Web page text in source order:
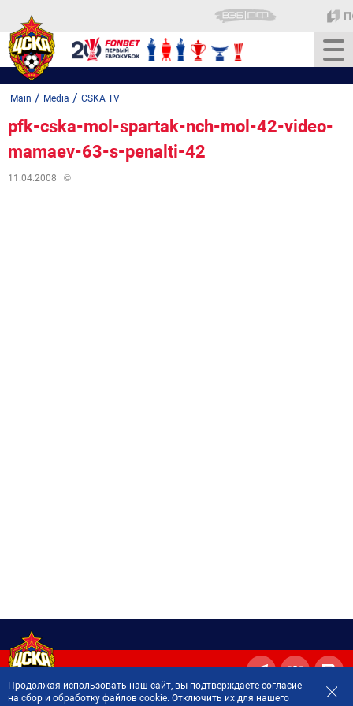
Main / Media / CSKA TV
pfk-cska-mol-spartak-nch-mol-42-video-
mamaev-63-s-penalti-42
11.04.2008 ©
Продолжая использовать наш сайт, вы подтверждаете согласие
на сбор и обработку файлов cookie. Отключить их для нашего